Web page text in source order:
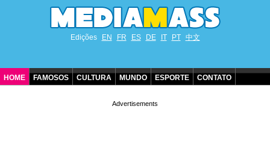
Edições EN FR ES DE IT PT 中文
HOME FAMOSOS CULTURA MUNDO ESPORTE CONTATO